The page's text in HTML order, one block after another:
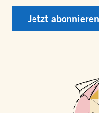
Jetzt abonnieren